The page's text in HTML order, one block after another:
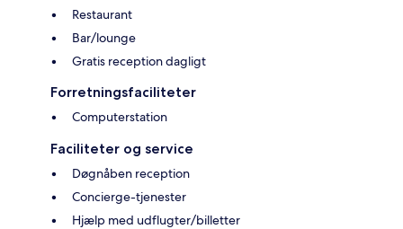
Restaurant
Bar/lounge
Gratis reception dagligt
Forretningsfaciliteter
Computerstation
Faciliteter og service
Døgnåben reception
Concierge-tjenester
Hjælp med udflugter/billetter